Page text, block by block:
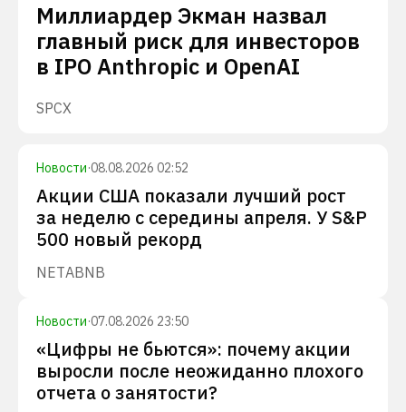
Миллиардер Экман назвал
главный риск для инвесторов
в IPO Anthropic и OpenAI
SPCX
Новости·08.08.2026 02:52
Акции США показали лучший рост
за неделю с середины апреля. У S&P
500 новый рекорд
NETABNB
Новости·07.08.2026 23:50
«Цифры не бьются»: почему акции
выросли после неожиданно плохого
отчета о занятости?